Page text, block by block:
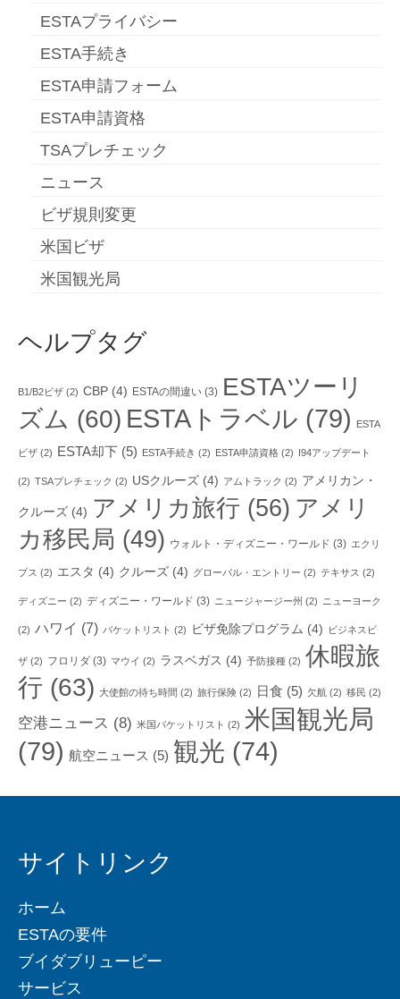
ESTAプライバシー
ESTA手続き
ESTA申請フォーム
ESTA申請資格
TSAプレチェック
ニュース
ビザ規則変更
米国ビザ
米国観光局
ヘルプタグ
B1/B2ビザ (2) CBP (4) ESTAの間違い (3) ESTAツーリ
ズム (60) ESTAトラベル (79) ESTA
ビザ (2) ESTA却下 (5) ESTA手続き (2) ESTA申請資格 (2) I94アップデート
(2) TSAプレチェック (2) USクルーズ (4) アムトラック (2) アメリカン・
クルーズ (4) アメリカ旅行 (56) アメリ
カ移民局 (49) ウォルト・ディズニー・ワールド (3) エクリ
プス (2) エスタ (4) クルーズ (4) グローバル・エントリー (2) テキサス (2)
ディズニー (2) ディズニー・ワールド (3) ニュージャージー州 (2) ニューヨーク
(2) ハワイ (7) バケットリスト (2) ビザ免除プログラム (4) ビジネスビ
ザ (2) フロリダ (3) マウイ (2) ラスベガス (4) 予防接種 (2) 休暇旅
行 (63) 大使館の待ち時間 (2) 旅行保険 (2) 日食 (5) 欠航 (2) 移民 (2)
空港ニュース (8) 米国バケットリスト (2) 米国観光局
(79) 航空ニュース (5) 観光 (74)
サイトリンク
ホーム
ESTAの要件
ブイダブリューピー
サービス